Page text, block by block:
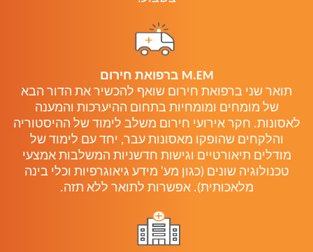
M.EM ברפואת חירום
תואר שני ברפואת חירום שואף להכשיר את הדור הבא
של מומחים ומומחיות בתחום ההיערכות והמענה
לאסונות. חקר אירועי חירום משלב לימוד של ההיסטוריה
והלקחים שהופקו מאסונות עבר, יחד עם לימוד של
מודלים תיאורטיים וגישות חדשניות המשלבות אמצעי
טכנולוגיה שונים (כגון מע' מידע גיאוגרפיות וכלי בינה
מלאכותית). אפשרות לתואר ללא תזה.